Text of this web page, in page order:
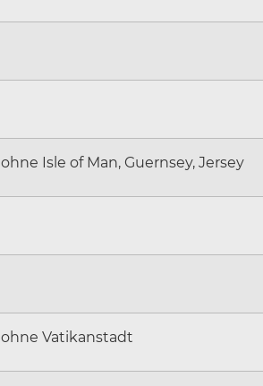
ohne Isle of Man, Guernsey, Jersey
ohne Vatikanstadt